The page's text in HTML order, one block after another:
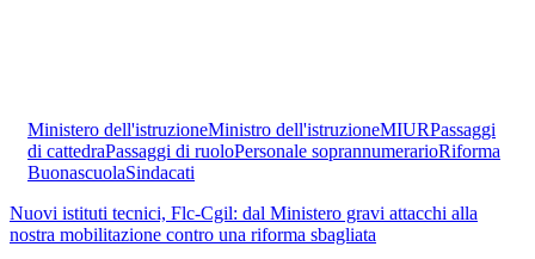
Ministero dell'istruzioneMinistro dell'istruzioneMIURPassaggi
di cattedraPassaggi di ruoloPersonale soprannumerarioRiforma
BuonascuolaSindacati
Nuovi istituti tecnici, Flc-Cgil: dal Ministero gravi attacchi alla
nostra mobilitazione contro una riforma sbagliata